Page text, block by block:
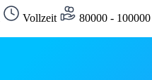
Vollzeit 80000 -